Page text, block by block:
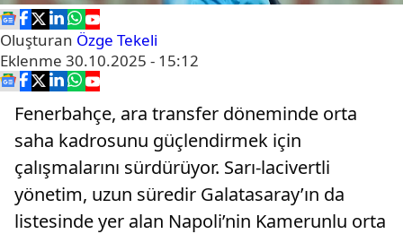
Oluşturan Özge Tekeli
Eklenme 30.10.2025 - 15:12
Fenerbahçe, ara transfer döneminde orta
saha kadrosunu güçlendirmek için
çalışmalarını sürdürüyor. Sarı-lacivertli
yönetim, uzun süredir Galatasaray’ın da
listesinde yer alan Napoli’nin Kamerunlu orta